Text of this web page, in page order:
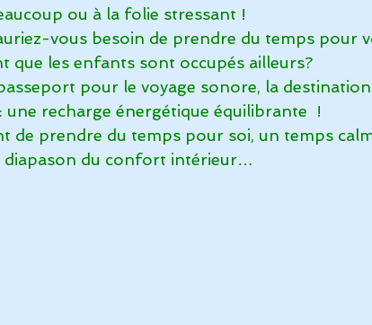
ou à la folie stressant !
vous besoin de prendre du temps pour
que les enfants sont occupés ailleurs?
pour le voyage sonore, la
une recharge énergétique équilibrante  !
de prendre du temps pour soi, un temps
diapason du confort intérieur…